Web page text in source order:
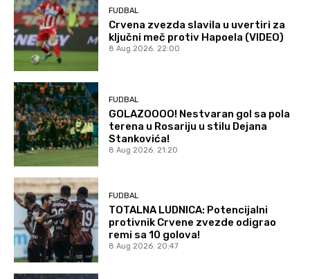
FUDBAL
Crvena zvezda slavila u uvertiri za
ključni meč protiv Hapoela (VIDEO)
8 Aug 2026. 22:00
FUDBAL
GOLAZOOOO! Nestvaran gol sa pola
terena u Rosariju u stilu Dejana
Stankovića!
8 Aug 2026. 21:20
FUDBAL
TOTALNA LUDNICA: Potencijalni
protivnik Crvene zvezde odigrao
remi sa 10 golova!
8 Aug 2026. 20:47